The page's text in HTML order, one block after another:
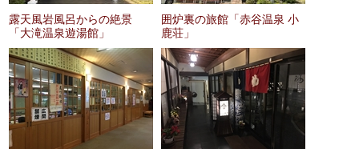
露天風岩風呂からの絶景
「大滝温泉遊湯館」
囲炉裏の旅館「赤谷温泉 小
鹿荘」